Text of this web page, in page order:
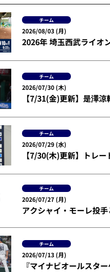
チーム
2026/08/03 (月)
2026年 埼玉西武ライオ
チーム
2026/07/30 (木)
【7/31(金)更新】是澤
チーム
2026/07/29 (水)
【7/30(木)更新】トレ
チーム
2026/07/27 (月)
アクシャイ・モーレ投
チーム
2026/07/13 (月)
『マイナビオールスタ